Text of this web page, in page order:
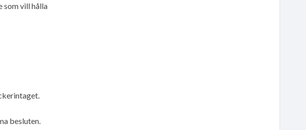
som vill hålla
besluten.